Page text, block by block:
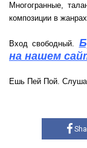
Многогранные,
композиции в
Вход свободный.
на нашем
Ешь Пей Пой.